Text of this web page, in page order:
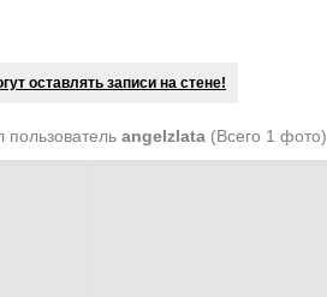
оставлять записи на стене!
angelzlata (Всего 1 фото)